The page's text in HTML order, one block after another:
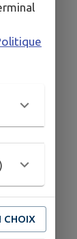
à trois
faire
CHOIX